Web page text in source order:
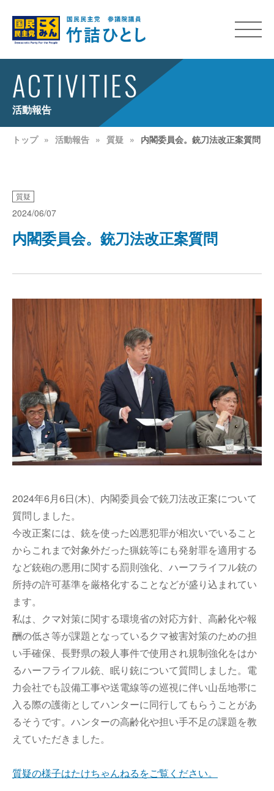
ACTIVITIES
活動報告
トップ 活動報告 質疑 内閣委員会。銃刀法改正案質問
質疑
2024/06/07
内閣委員会。銃刀法改正案質問
2024年6月6日(木)、内閣委員会で銃刀法改正案について
質問しました。
今改正案には、銃を使った凶悪犯罪が相次いでいること
からこれまで対象外だった猟銃等にも発射罪を適用する
など銃砲の悪用に関する罰則強化、ハーフライフル銃の
所持の許可基準を厳格化することなどが盛り込まれてい
ます。
私は、クマ対策に関する環境省の対応方針、高齢化や報
酬の低さ等が課題となっているクマ被害対策のための担
い手確保、長野県の殺人事件で使用され規制強化をはか
るハーフライフル銃、眠り銃について質問しました。電
力会社でも設備工事や送電線等の巡視に伴い山岳地帯に
入る際の護衛としてハンターに同行してもらうことがあ
るそうです。ハンターの高齢化や担い手不足の課題を教
えていただきました。
質疑の様子はたけちゃんねるをご覧ください。